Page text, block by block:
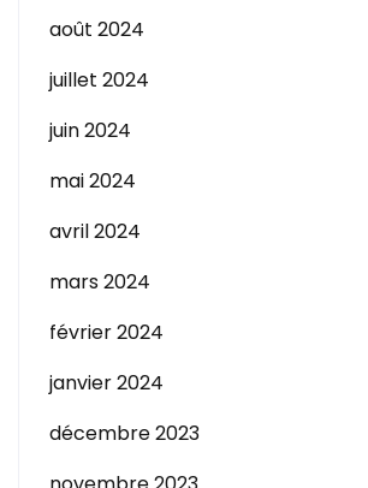
août 2024
juillet 2024
juin 2024
mai 2024
avril 2024
mars 2024
février 2024
janvier 2024
décembre 2023